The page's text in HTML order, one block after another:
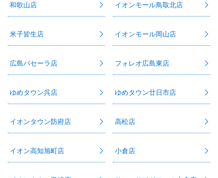
和歌山店 イオンモール鳥取北店
米子皆生店 イオンモール岡山店
広島パセーラ店 フォレオ広島東店
ゆめタウン呉店 ゆめタウン廿日市店
イオンタウン防府店 高松店
イオン高知旭町店 小倉店